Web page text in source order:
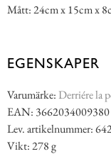
Mått: 24cm x 15cm x
EGENSKAPER
Varumärke: Derriére la
EAN: 3662034009380
Lev. artikelnummer:
Vikt: 278 g